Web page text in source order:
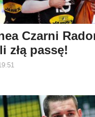
Czarni
złą passę!